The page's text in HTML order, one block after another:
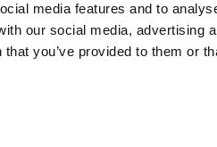
media features and to
our social media, advertising
you’ve provided to them or